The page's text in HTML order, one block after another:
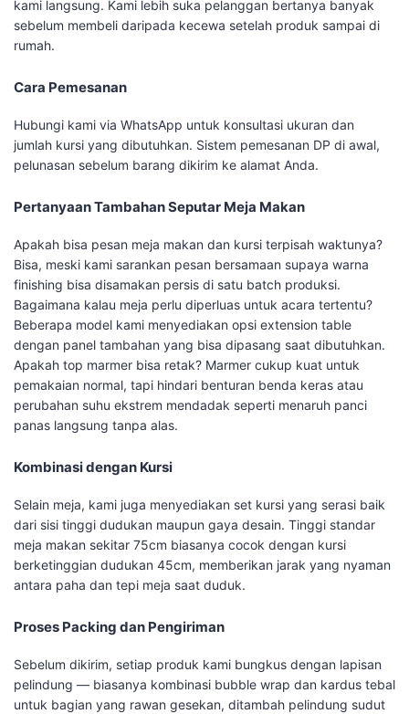
kami langsung. Kami lebih suka pelanggan bertanya banyak
sebelum membeli daripada kecewa setelah produk sampai di
rumah.
Cara Pemesanan
Hubungi kami via WhatsApp untuk konsultasi ukuran dan
jumlah kursi yang dibutuhkan. Sistem pemesanan DP di awal,
pelunasan sebelum barang dikirim ke alamat Anda.
Pertanyaan Tambahan Seputar Meja Makan
Apakah bisa pesan meja makan dan kursi terpisah waktunya?
Bisa, meski kami sarankan pesan bersamaan supaya warna
finishing bisa disamakan persis di satu batch produksi.
Bagaimana kalau meja perlu diperluas untuk acara tertentu?
Beberapa model kami menyediakan opsi extension table
dengan panel tambahan yang bisa dipasang saat dibutuhkan.
Apakah top marmer bisa retak? Marmer cukup kuat untuk
pemakaian normal, tapi hindari benturan benda keras atau
perubahan suhu ekstrem mendadak seperti menaruh panci
panas langsung tanpa alas.
Kombinasi dengan Kursi
Selain meja, kami juga menyediakan set kursi yang serasi baik
dari sisi tinggi dudukan maupun gaya desain. Tinggi standar
meja makan sekitar 75cm biasanya cocok dengan kursi
berketinggian dudukan 45cm, memberikan jarak yang nyaman
antara paha dan tepi meja saat duduk.
Proses Packing dan Pengiriman
Sebelum dikirim, setiap produk kami bungkus dengan lapisan
pelindung — biasanya kombinasi bubble wrap dan kardus tebal
untuk bagian yang rawan gesekan, ditambah pelindung sudut